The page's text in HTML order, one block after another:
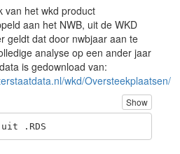
van het wkd product
aan het NWB, uit de WKD
geldt dat door nwbjaar aan te
analyse op een ander jaar
is gedownload van:
wkd/Oversteekplaatsen/
Show
.RDS